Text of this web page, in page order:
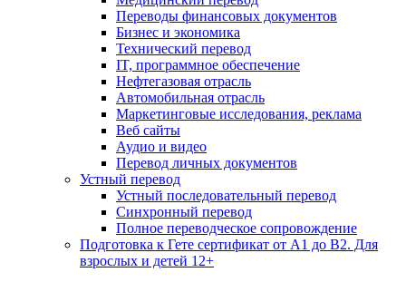
Переводы финансовых документов
Бизнес и экономика
Технический перевод
IT, программное обеспечение
Нефтегазовая отрасль
Автомобильная отрасль
Маркетинговые исследования, реклама
Веб сайты
Аудио и видео
Перевод личных документов
Устный перевод
Устный последовательный перевод
Синхронный перевод
Полное переводческое сопровождение
Подготовка к Гете сертификат от А1 до В2. Для
взрослых и детей 12+